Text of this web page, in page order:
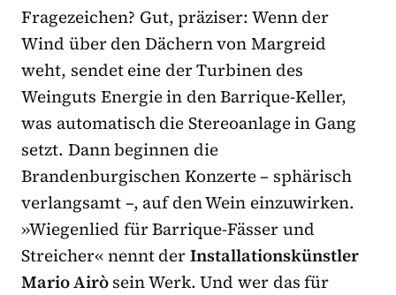
Fragezeichen? Gut, präziser: Wenn der
Wind über den Dächern von Margreid
weht, sendet eine der Turbinen des
Weinguts Energie in den Barrique-Keller,
was automatisch die Stereoanlage in Gang
setzt. Dann beginnen die
Brandenburgischen Konzerte – sphärisch
verlangsamt –, auf den Wein einzuwirken.
»Wiegenlied für Barrique-Fässer und
Streicher« nennt derInstallationskünstler
Mario Airòsein Werk. Und wer das für